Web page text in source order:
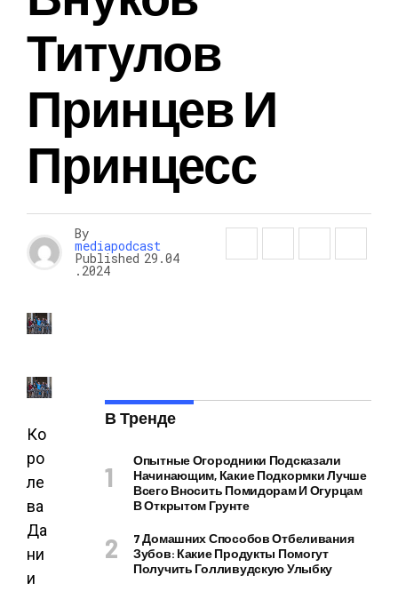
Титулов
Принцев И
Принцесс
By
mediapodcast
Published 29.04
.2024
Ко
ро
ле
ва
Да
ни
и
В Тренде
Опытные Огородники Подсказали
Начинающим, Какие Подкормки Лучше
Всего Вносить Помидорам И Огурцам
В Открытом Грунте
7 Домашних Способов Отбеливания
Зубов: Какие Продукты Помогут
Получить Голливудскую Улыбку